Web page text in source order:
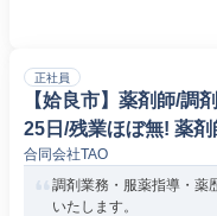
正社員
【姶良市】薬剤師/調
25日/残業ほぼ無! 薬剤
合同会社TAO
調剤業務・服薬指導・薬
いたします。